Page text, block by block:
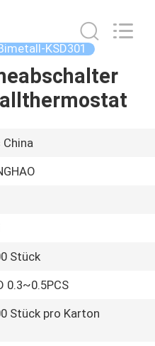
KSD301
China
Stück
0.3~0.5PCS
Stück pro Karton